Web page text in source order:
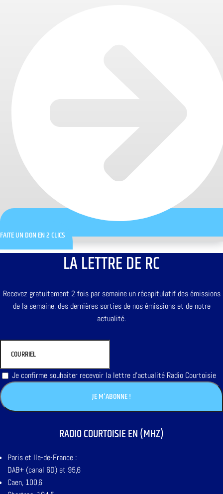
FAITE UN DON EN 2 CLICS
LA LETTRE DE RC
Recevez gratuitement 2 fois par semaine un récapitulatif des émissions
de la semaine, des dernières sorties de nos émissions et de notre
actualité.
Je confirme souhaiter recevoir la lettre d'actualité Radio Courtoisie
RADIO COURTOISIE EN (MHZ)
Paris et Ile-de-France :
DAB+ (canal 6D) et 95,6
Caen, 100,6